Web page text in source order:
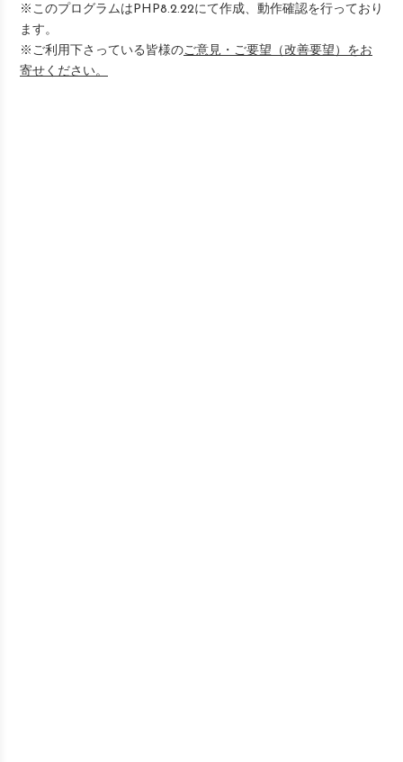
※このプログラムはPHP8.2.22にて作成、動作確認を行っており
ます。
※ご利用下さっている皆様のご意見・ご要望（改善要望）をお
寄せください。